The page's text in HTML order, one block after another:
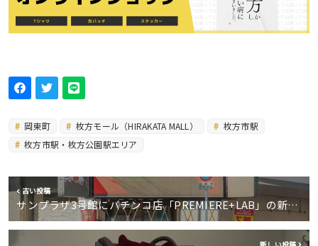
岡東町 枚方モール（HIRAKATA MALL）
枚方市駅
枚方市駅・枚方公園駅エリア
古い投稿
サンプラザ3号館にパチンコ店「PREMIERE+LAB」の新…